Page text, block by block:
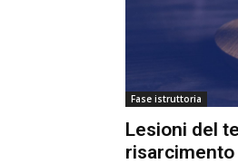
Fase istruttoria
Lesioni del